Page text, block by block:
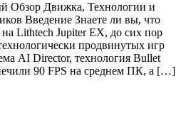
Обзор Движка, Технологии и
Введение Знаете ли вы, что
Lithtech Jupiter EX, до сих пор
продвинутых игр
AI Director, технология Bullet
90 FPS на среднем ПК, а […]